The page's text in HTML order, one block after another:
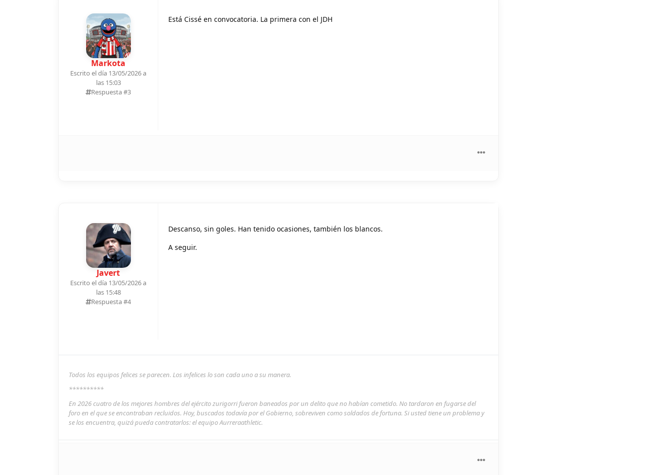
Markota
Escrito el día 13/05/2026 a
las 15:03
Respuesta #3
Está Cissé en convocatoria. La primera con el JDH
Javert
Escrito el día 13/05/2026 a
las 15:48
Respuesta #4
Descanso, sin goles. Han tenido ocasiones, también los blancos.
A seguir.
Todos los equipos felices se parecen. Los infelices lo son cada uno a su manera.
**********
En 2026 cuatro de los mejores hombres del ejército zurigorri fueron baneados por un delito que no habían cometido. No tardaron en fugarse del
foro en el que se encontraban recluidos. Hoy, buscados todavía por el Gobierno, sobreviven como soldados de fortuna. Si usted tiene un problema y
se los encuentra, quizá pueda contratarlos: el equipo Aurreraathletic.